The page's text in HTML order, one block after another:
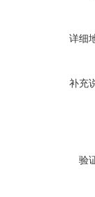
详细
补充
验